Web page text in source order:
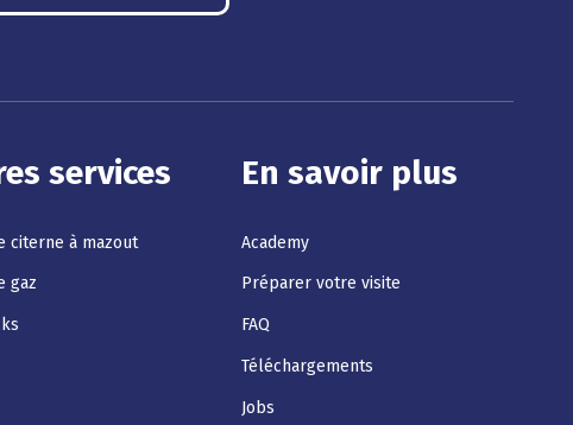
services
citerne à mazout
gaz
En savoir plus
Academy
Préparer votre visite
FAQ
Téléchargements
Jobs